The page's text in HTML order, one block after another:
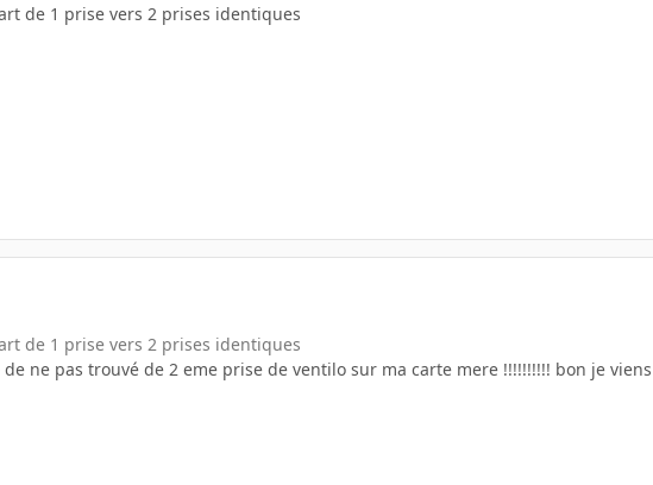
de 1 prise vers 2 prises identiques
de 1 prise vers 2 prises identiques
ne pas trouvé de 2 eme prise de ventilo sur ma carte mere !!!!!!!!!! bon je